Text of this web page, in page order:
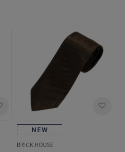
BRICK HOUSE